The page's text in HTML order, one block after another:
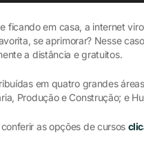
ficando em casa, a internet
se aprimorar? Nesse
a distância e gratuitos.
em quatro grandes
Produção e Construção; e
as opções de cursos